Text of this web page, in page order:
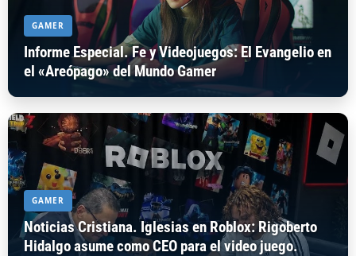
GAMER
Informe Especial. Fe y Videojuegos: El Evangelio en
el «Areópago» del Mundo Gamer
GAMER
Noticias Cristiana. Iglesias en Roblox: Rigoberto
Hidalgo asume como CEO para el video juego.